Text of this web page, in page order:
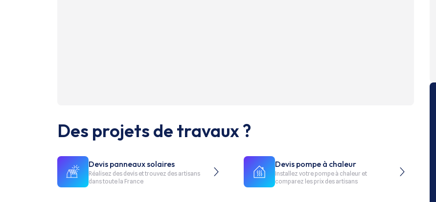
Des projets de travaux ?
Devis panneaux solaires
Réalisez des devis et trouvez des artisans
dans toute la France
Devis pompe à chaleur
Installez votre pompe à chaleur et
comparez les prix des artisans